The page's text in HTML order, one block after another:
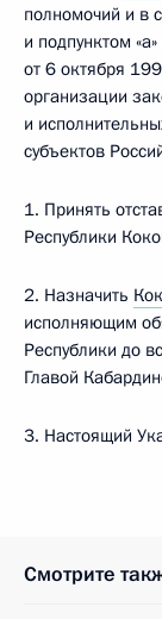
полномочий и в
и подпунктом
от 6 октября
организации
и
субъектов
1. Принять
Республики
2. Назначить
исполняющим
Республики до
Главой
3. Настоящий
Смотрите